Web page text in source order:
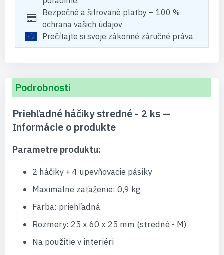
Bezpečné a šifrované platby – 100 %
ochrana vašich údajov
Prečítajte si svoje zákonné záručné práva
Podrobnosti
Priehľadné háčiky stredné - 2 ks —
Informácie o produkte
Parametre produktu:
2 háčiky + 4 upevňovacie pásiky
Maximálne zaťaženie: 0,9 kg
Farba: priehľadná
Rozmery: 25 x 60 x 25 mm (stredné - M)
Na použitie v interiéri